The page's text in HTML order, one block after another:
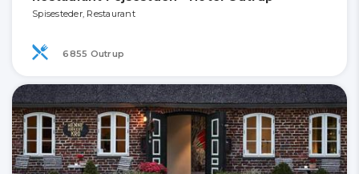
Spisesteder, Restaurant
6855 Outrup